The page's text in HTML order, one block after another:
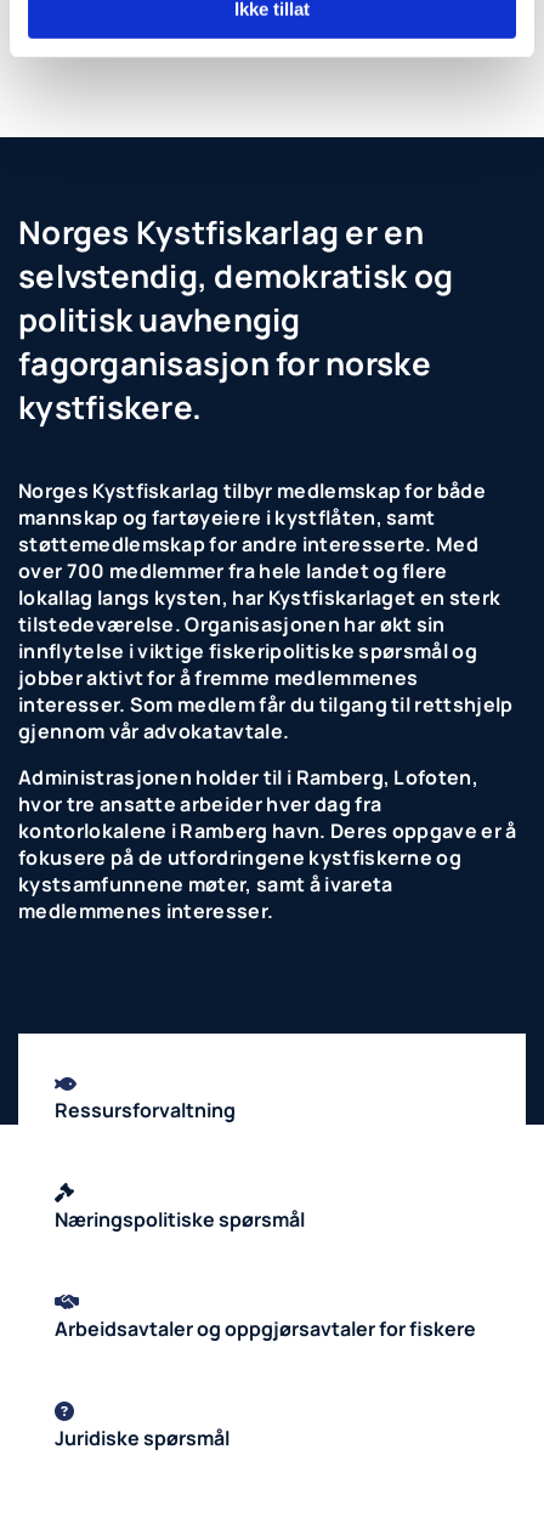
Ikke tillat
Norges Kystfiskarlag er en
selvstendig, demokratisk og
politisk uavhengig
fagorganisasjon for norske
kystfiskere.
Norges Kystfiskarlag tilbyr medlemskap for både
mannskap og fartøyeiere i kystflåten, samt
støttemedlemskap for andre interesserte. Med
over 700 medlemmer fra hele landet og flere
lokallag langs kysten, har Kystfiskarlaget en sterk
tilstedeværelse. Organisasjonen har økt sin
innflytelse i viktige fiskeripolitiske spørsmål og
jobber aktivt for å fremme medlemmenes
interesser. Som medlem får du tilgang til rettshjelp
gjennom vår advokatavtale.
Administrasjonen holder til i Ramberg, Lofoten,
hvor tre ansatte arbeider hver dag fra
kontorlokalene i Ramberg havn. Deres oppgave er å
fokusere på de utfordringene kystfiskerne og
kystsamfunnene møter, samt å ivareta
medlemmenes interesser.

Ressursforvaltning

Næringspolitiske spørsmål

Arbeidsavtaler og oppgjørsavtaler for fiskere

Juridiske spørsmål